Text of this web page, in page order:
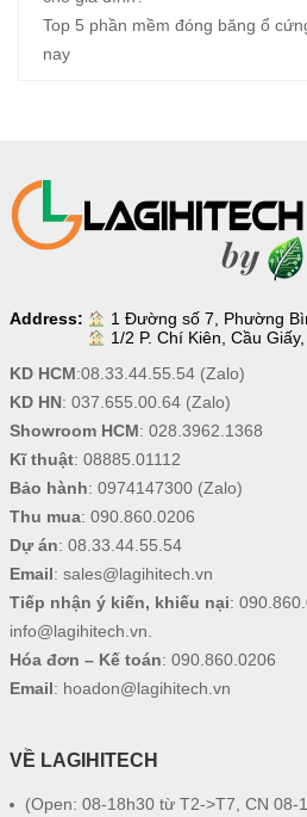
Top 5 phần mềm đóng băng ổ
nay
Address:
1 Đường số 7, Phường
1/2 P. Chí Kiên, Cầu
KD HCM:08.33.44.55.54(Zalo)
KD HN: 037.655.00.64(Zalo)
Showroom HCM: 028.3962.1368
Kĩ thuật: 08885.01112
Bảo hành: 0974147300(Zalo)
Thu mua: 090.860.0206
Dự án: 08.33.44.55.54
Email: sales@lagihitech.vn
Tiếp nhận ý kiến, khiếu nại:
info@lagihitech.vn.
Hóa đơn – Kế toán: 090.860.0206
Email: hoadon@lagihitech.vn
VỀ LAGIHITECH
(Open: 08-18h30 từ T2->T7, CN 08-